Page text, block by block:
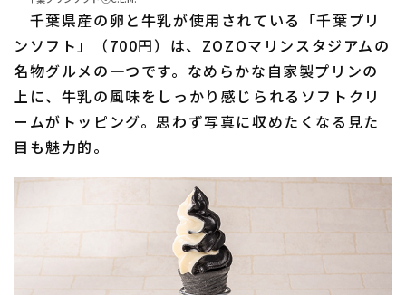
千葉県産の卵と牛乳が使用されている「千葉プリ
ンソフト」（700円）は、ZOZOマリンスタジアムの
名物グルメの一つです。なめらかな自家製プリンの
上に、牛乳の風味をしっかり感じられるソフトクリ
ームがトッピング。思わず写真に収めたくなる見た
目も魅力的。